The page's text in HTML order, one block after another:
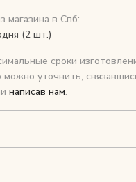
24-46
магазина в Спб:
(2 шт.)
сроки
уточнить,
написав нам.